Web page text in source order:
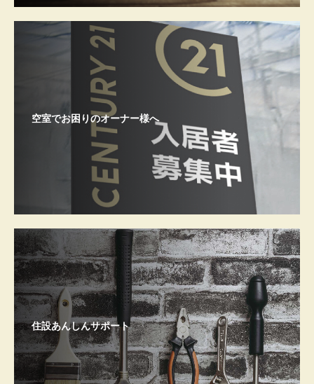
空室でお困りのオーナー様へ
住設あんしんサポート